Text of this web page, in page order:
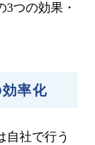
つの効果・
率化
自社で行う